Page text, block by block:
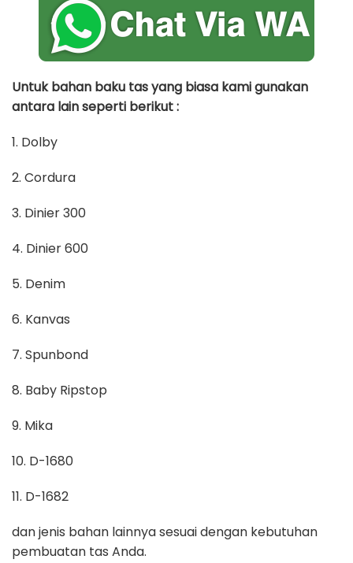
Untuk bahan baku tas yang biasa kami gunakan
antara lain seperti berikut :
1. Dolby
2. Cordura
3. Dinier 300
4. Dinier 600
5. Denim
6. Kanvas
7. Spunbond
8. Baby Ripstop
9. Mika
10. D-1680
11. D-1682
dan jenis bahan lainnya sesuai dengan kebutuhan
pembuatan tas Anda.